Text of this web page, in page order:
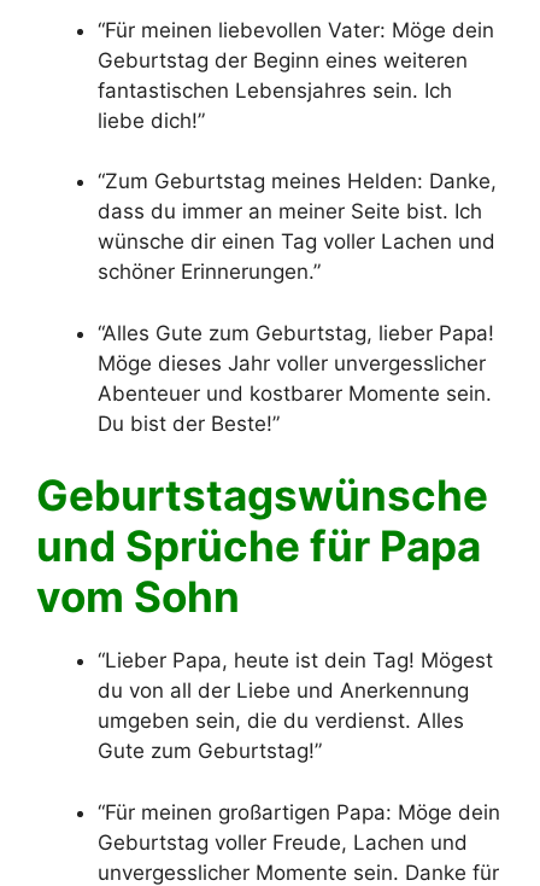
“Für meinen liebevollen Vater: Möge dein
Geburtstag der Beginn eines weiteren
fantastischen Lebensjahres sein. Ich
liebe dich!”
“Zum Geburtstag meines Helden: Danke,
dass du immer an meiner Seite bist. Ich
wünsche dir einen Tag voller Lachen und
schöner Erinnerungen.”
“Alles Gute zum Geburtstag, lieber Papa!
Möge dieses Jahr voller unvergesslicher
Abenteuer und kostbarer Momente sein.
Du bist der Beste!”
Geburtstagswünsche
und Sprüche für Papa
vom Sohn
“Lieber Papa, heute ist dein Tag! Mögest
du von all der Liebe und Anerkennung
umgeben sein, die du verdienst. Alles
Gute zum Geburtstag!”
“Für meinen großartigen Papa: Möge dein
Geburtstag voller Freude, Lachen und
unvergesslicher Momente sein. Danke für